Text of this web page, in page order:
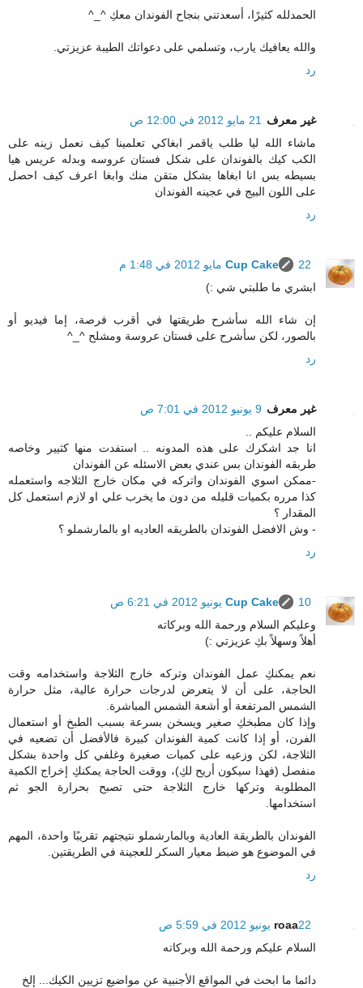
الحمدلله كثيرًا، أسعدتني بنجاح الفوندان معكِ ^_^
والله يعافيك يارب، وتسلمي على دعواتك الطيبة عزيزتي.
رد
غير معرف
21 مايو 2012 في 12:00 ص
ماشاء الله ليا طلب ياقمر ابغاكي تعلمينا كيف نعمل زينه على
الكب كيك بالفوندان على شكل فستان عروسه وبدله عريس هيا
بسيطه بس انا ابغاها بشكل متقن منك وابغا اعرف كيف احصل
على اللون البيج في عجينه الفوندان
رد
Cup Cake
22 مايو 2012 في 1:48 م
ابشري ما طلبتي شي :)
إن شاء الله سأشرح طريقتها في أقرب فرصة، إما فيديو أو
بالصور، لكن سأشرح على فستان عروسة ومشلح ^_^
رد
غير معرف 9 يونيو 2012 في 7:01 ص
السلام عليكم ..
انا جد اشكرك على هذه المدونه .. استفدت منها كثيير وخاصه
طربقه الفوندان بس عندي بعض الاسئله عن الفوندان
-ممكن اسوي الفوندان واتركه في مكان خارج الثلاجه واستعمله
كذا مرره بكميات قليله من دون ما يخرب علي او لازم استعمل كل
المقدار ؟
- وش الافضل الفوندان بالطريقه العاديه او بالمارشملو ؟
رد
Cup Cake
10 يونيو 2012 في 6:21 ص
وعليكم السلام ورحمة الله وبركاته
أهلاً وسهلاً بكِ عزيزتي :)
نعم يمكنكِ عمل الفوندان وتركه خارج الثلاجة واستخدامه وقت
الحاجة، على أن لا يتعرض لدرجات حرارة عالية، مثل حرارة
الشمس المرتفعة أو أشعة الشمس المباشرة.
وإذا كان مطبخكِ صغير ويسخن بسرعة بسبب الطبخ أو استعمال
الفرن، أو إذا كانت كمية الفوندان كبيرة فالأفضل أن تضعيه في
الثلاجة، لكن وزعيه على كميات صغيرة وغلفي كل واحدة بشكل
منفصل (فهذا سيكون أريح لكِ)، ووقت الحاجة يمكنكِ إخراج الكمية
المطلوبة وتركها خارج الثلاجة حتى تصبح بحرارة الجو ثم
استخدامها.
الفوندان بالطريقة العادية وبالمارشملو نتيجتهم تقريبًا واحدة، المهم
في الموضوع هو ضبط معيار السكر للعجينة في الطريقتين.
رد
roaa22 يونيو 2012 في 5:59 ص
السلام عليكم ورحمة الله وبركاته
دائما ما ابحث في المواقع الأجنبية عن مواضيع تزيين الكيك... إلخ